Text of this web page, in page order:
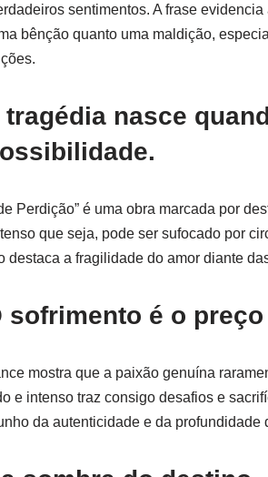
sentimentos. A frase
bênção quanto uma maldição,
tragédia nasce
Perdição” é uma obra marcada por
que seja, pode ser sufocado por
destaca a fragilidade do amor diante
sofrimento é o
mostra que a paixão genuína
e intenso traz consigo desafios e
da autenticidade e da profundidade